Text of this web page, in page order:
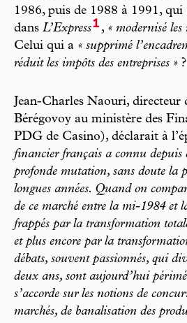
1986, puis de 1988 à 1991,
dans L’Express1 , « modernisé
Celui qui a « supprimé
réduit les impôts des entreprises » ?
Jean-Charles Naouri,
Bérégovoy au ministère des
PDG de Casino), déclarait à
financier français a connu depuis
profonde mutation, sans doute la
longues années. Quand on
de ce marché entre la mi-1984 et
frappés par la transformation
et plus encore par la
débats, souvent passionnés, qui
deux ans, sont aujourd’hui
s’accorde sur les notions de
marchés, de banalisation des